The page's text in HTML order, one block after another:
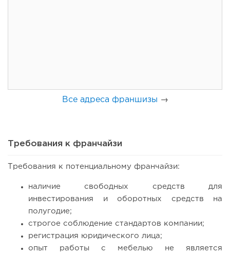
99 0
модели производства...
Все адреса франшизы →
Требования к франчайзи
Требования к потенциальному франчайзи:
наличие свободных средств для
инвестирования и оборотных средств на
полугодие;
строгое соблюдение стандартов компании;
регистрация юридического лица;
опыт работы с мебелью не является